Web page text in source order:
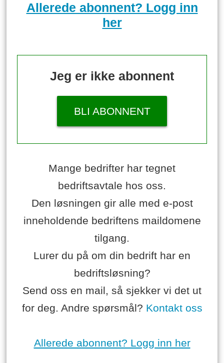
Allerede abonnent? Logg inn
her
Jeg er ikke abonnent
BLI ABONNENT
Mange bedrifter har tegnet
bedriftsavtale hos oss.
Den løsningen gir alle med e-post
inneholdende bedriftens maildomene
tilgang.
Lurer du på om din bedrift har en
bedriftsløsning?
Send oss en mail, så sjekker vi det ut
for deg. Andre spørsmål? Kontakt oss
Allerede abonnent? Logg inn her